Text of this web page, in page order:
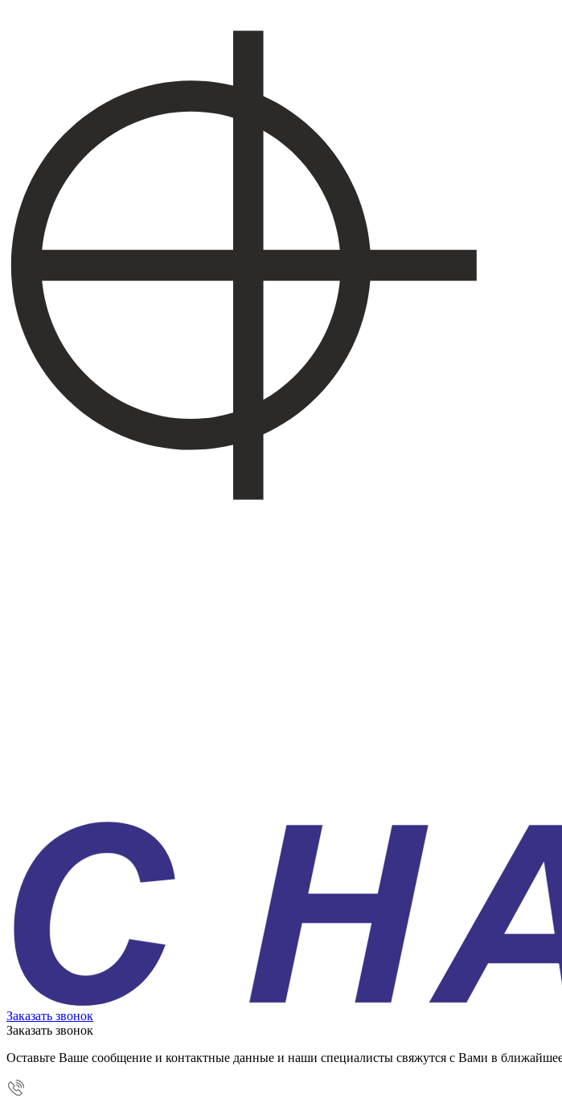
Заказать звонок
Заказать звонок
Оставьте Ваше сообщение и контактные данные и наши специалисты свяжутся с Вами в